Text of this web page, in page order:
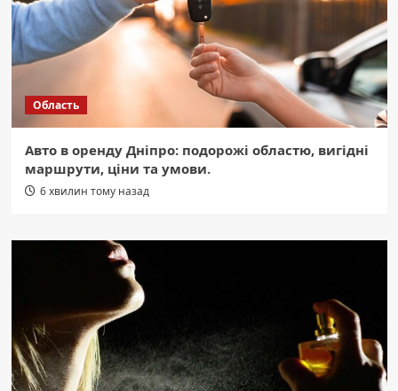
Область
Авто в оренду Дніпро: подорожі областю, вигідні
маршрути, ціни та умови.
6 хвилин тому назад